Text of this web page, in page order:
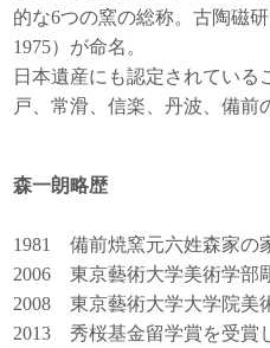
的な6つの窯の総称。古陶磁
1975）が命名。
日本遺産にも認定されている
戸、常滑、信楽、丹波、備前
森一朗略歴
1981 備前焼窯元六姓森家の
2006 東京藝術大学美術学部
2008 東京藝術大学大学院美
2013 秀桜基金留学賞を受賞